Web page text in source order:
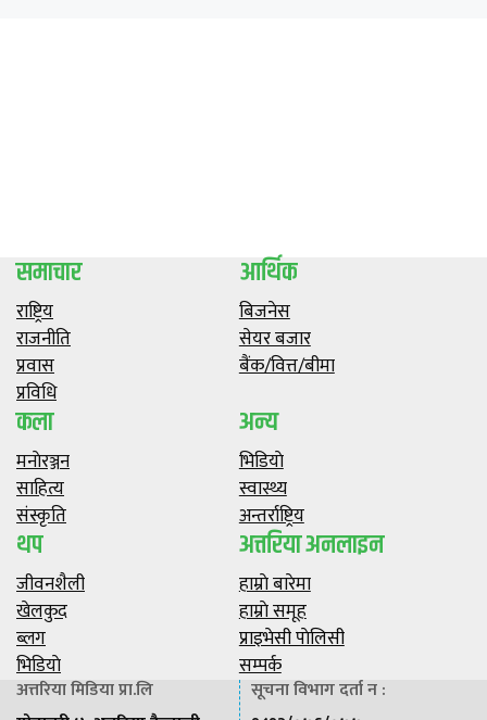
समाचार
राष्ट्रिय
राजनीति
प्रवास
प्रविधि
आर्थिक
बिजनेस
सेयर बजार
बैंक/वित्त/बीमा
कला
मनाेरञ्जन
साहित्य
संस्कृति
अन्य
भिडियाे
स्वास्थ्य
अन्तर्राष्ट्रिय
थप
जीवनशैली
खेलकुद
ब्लग
भिडियाे
अत्तरिया अनलाइन
हाम्राे बारेमा
हाम्राे समूह
प्राइभेसी पाेलिसी
सम्पर्क
अत्तरिया मिडिया प्रा.लि
सूचना विभाग दर्ता न :